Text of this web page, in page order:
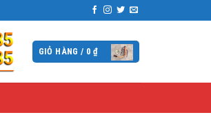
GIỎ HÀNG / 0 ₫